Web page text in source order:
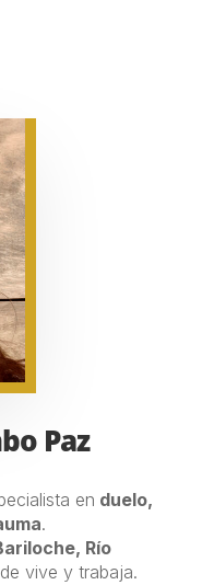
Paz
en duelo,
.
Río
vive y trabaja.